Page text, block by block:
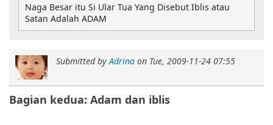
Submitted byAdrina on Tue, 2009-11-24 07:55
Bagian kedua: Adam dan iblis
Naga Besar itu Si Ular Tua Yang Disebut Iblis atau
Satan Adalah ADAM